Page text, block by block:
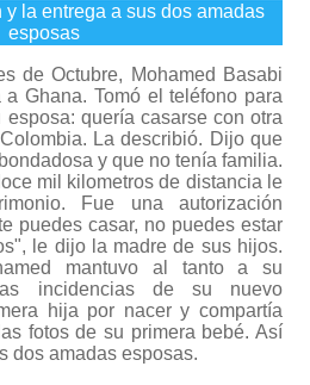
y la entrega a sus dos amadas
esposas
de Octubre, Mohamed Basabi
a Ghana. Tomó el teléfono para
quería casarse con otra
La describió. Dijo que
y que no tenía familia.
mil kilometros de distancia le
Fue una autorización
puedes casar, no puedes estar
le dijo la madre de sus hijos.
mantuvo al tanto a su
incidencias de su nuevo
hija por nacer y compartía
fotos de su primera bebé. Así
dos amadas esposas.